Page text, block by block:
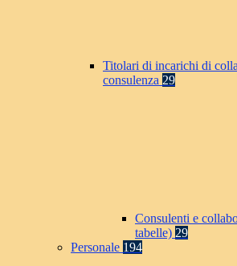
Titolari di incarichi di
consulenza 29
Consulenti e
tabelle) 29
Personale 194